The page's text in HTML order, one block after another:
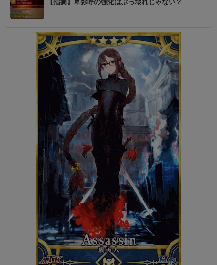
【指摘】卑弥呼の強化はぶっ壊れじゃない？